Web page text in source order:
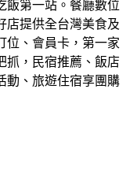
飯第一站。餐廳數位
店提供全台灣美食及
位、會員卡，第一家
抓，民宿推薦、飯店
動、旅遊住宿享團購